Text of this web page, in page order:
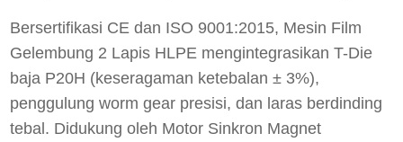
Bersertifikasi CE dan ISO 9001:2015, Mesin Film
Gelembung 2 Lapis HLPE mengintegrasikan T-Die
baja P20H (keseragaman ketebalan ± 3%),
penggulung worm gear presisi, dan laras berdinding
tebal. Didukung oleh Motor Sinkron Magnet